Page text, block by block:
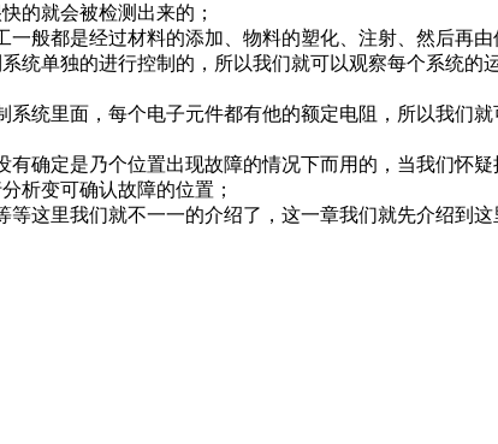
的就会被检测出来的；
一般都是经过材料的添加、物料的塑化、注射、然后再
统单独的进行控制的，所以我们就可以观察每个系统
统里面，每个电子元件都有他的额定电阻，所以我们
确定是乃个位置出现故障的情况下而用的，当我们怀
析变可确认故障的位置；
这里我们就不一一的介绍了，这一章我们就先介绍到